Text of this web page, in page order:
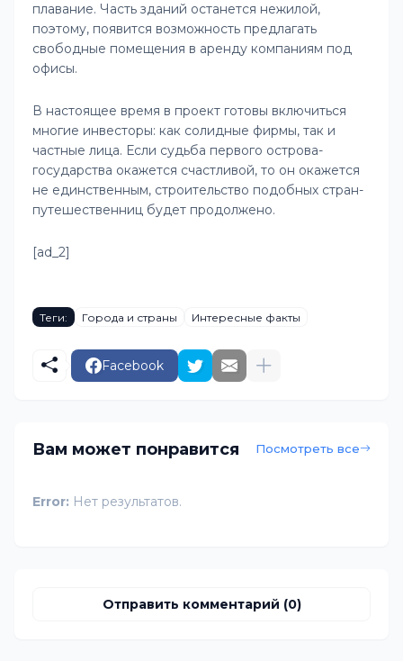
плавание. Часть зданий останется нежилой,
поэтому, появится возможность предлагать
свободные помещения в аренду компаниям под
офисы.
В настоящее время в проект готовы включиться
многие инвесторы: как солидные фирмы, так и
частные лица. Если судьба первого острова-
государства окажется счастливой, то он окажется
не единственным, строительство подобных стран-
путешественниц будет продолжено.
[ad_2]
Теги: Города и страны Интересные факты
Facebook
Вам может понравится Посмотреть все
Error: Нет результатов.
Отправить комментарий (0)